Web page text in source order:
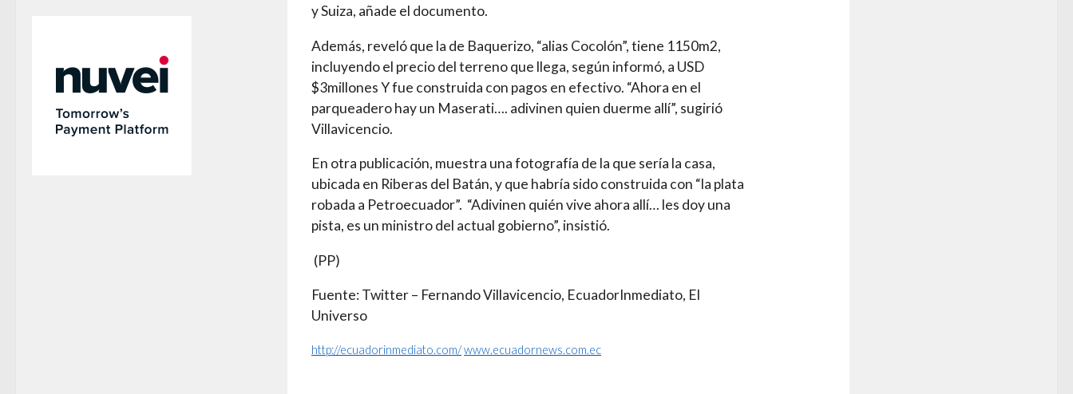
y Suiza, añade el documento.
Además, reveló que la de Baquerizo, “alias Cocolón”, tiene 1150m2,
incluyendo el precio del terreno que llega, según informó, a USD
$3millones Y fue construida con pagos en efectivo. “Ahora en el
parqueadero hay un Maserati…. adivinen quien duerme allí”, sugirió
Villavicencio.
En otra publicación, muestra una fotografía de la que sería la casa,
ubicada en Riberas del Batán, y que habría sido construida con “la plata
robada a Petroecuador”. “Adivinen quién vive ahora allí… les doy una
pista, es un ministro del actual gobierno”, insistió.
(PP)
Fuente: Twitter – Fernando Villavicencio, EcuadorInmediato, El
Universo
http://ecuadorinmediato.com/www.ecuadornews.com.ec